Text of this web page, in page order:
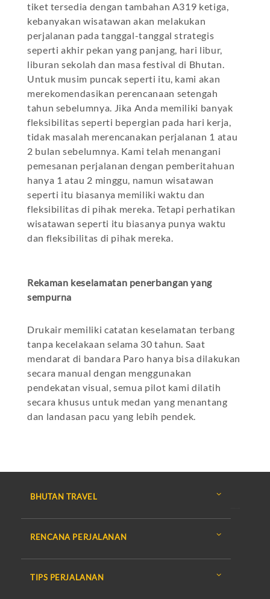
tiket tersedia dengan tambahan A319 ketiga,
kebanyakan wisatawan akan melakukan
perjalanan pada tanggal-tanggal strategis
seperti akhir pekan yang panjang, hari libur,
liburan sekolah dan masa festival di Bhutan.
Untuk musim puncak seperti itu, kami akan
merekomendasikan perencanaan setengah
tahun sebelumnya. Jika Anda memiliki banyak
fleksibilitas seperti bepergian pada hari kerja,
tidak masalah merencanakan perjalanan 1 atau
2 bulan sebelumnya. Kami telah menangani
pemesanan perjalanan dengan pemberitahuan
hanya 1 atau 2 minggu, namun wisatawan
seperti itu biasanya memiliki waktu dan
fleksibilitas di pihak mereka. Tetapi perhatikan
wisatawan seperti itu biasanya punya waktu
dan fleksibilitas di pihak mereka.
Rekaman keselamatan penerbangan yang
sempurna
Drukair memiliki catatan keselamatan terbang
tanpa kecelakaan selama 30 tahun. Saat
mendarat di bandara Paro hanya bisa dilakukan
secara manual dengan menggunakan
pendekatan visual, semua pilot kami dilatih
secara khusus untuk medan yang menantang
dan landasan pacu yang lebih pendek.
BHUTAN TRAVEL
RENCANA PERJALANAN
TIPS PERJALANAN